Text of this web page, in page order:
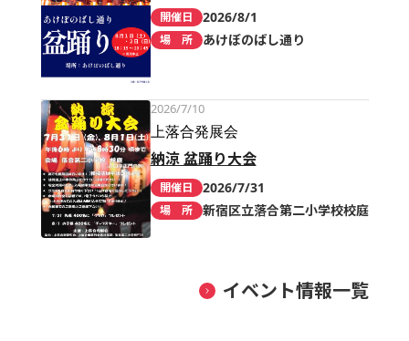
開催日 2026/8/1
場 所 あけぼのばし通り
2026/7/10
上落合発展会
納涼 盆踊り大会
開催日 2026/7/31
場 所 新宿区立落合第二小学校校庭
イベント情報一覧